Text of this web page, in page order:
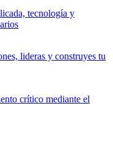
tecnología y
lideras y construyes tu
crítico mediante el